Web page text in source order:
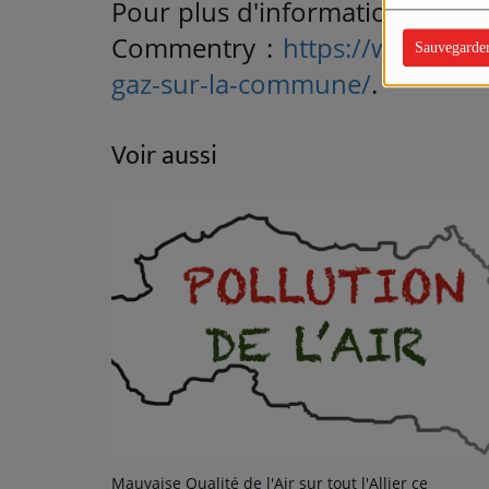
Pour plus d'informations,
Commentry : https://
gaz-sur-la-commune/.
Voir aussi
Mauvaise Qualité de l'Air sur tout l'Allier ce